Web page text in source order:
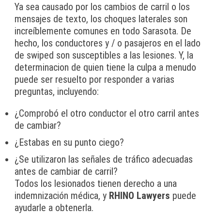
Ya sea causado por los cambios de carril o los
mensajes de texto, los choques laterales son
increíblemente comunes en todo Sarasota. De
hecho, los conductores y / o pasajeros en el lado
de swiped son susceptibles a las lesiones. Y, la
determinacion de quien tiene la culpa a menudo
puede ser resuelto por responder a varias
preguntas, incluyendo:
¿Comprobó el otro conductor el otro carril antes
de cambiar?
¿Estabas en su punto ciego?
¿Se utilizaron las señales de tráfico adecuadas
antes de cambiar de carril?
Todos los lesionados tienen derecho a una
indemnización médica, y RHINO Lawyers puede
ayudarle a obtenerla.